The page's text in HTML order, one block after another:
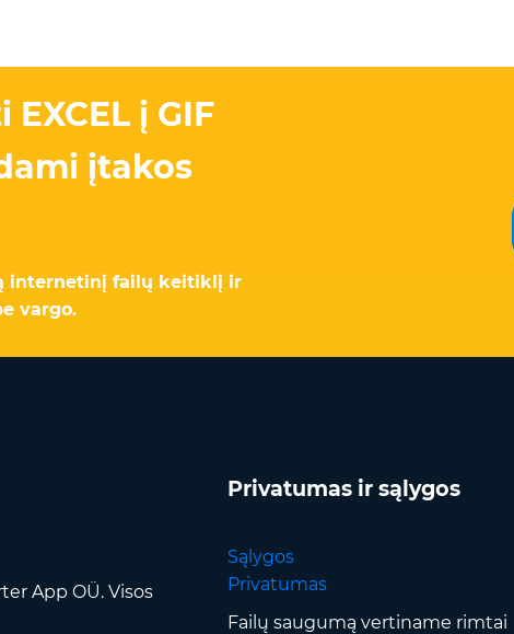
į GIF
įtakos
internetinį failų keitiklį ir
vargo.
App OÜ. Visos
Privatumas ir sąlygos
Sąlygos
Privatumas
Failų saugumą vertiname rimtai